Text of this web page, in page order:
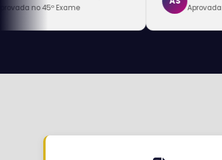
Exame Aprovada no 45º Exame